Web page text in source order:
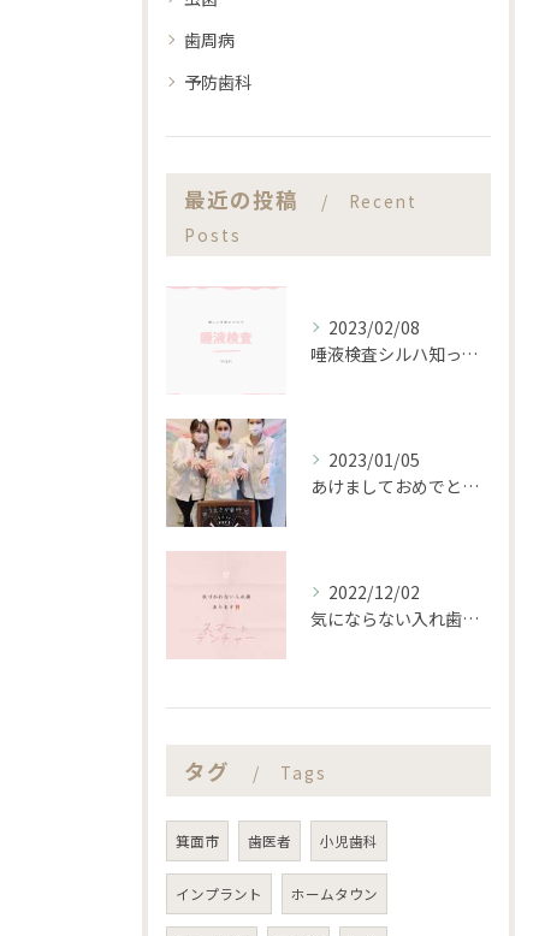
歯周病
予防歯科
最近の投稿
Recent
Posts
2023/02/08
唾液検査シルハ知ってますか？？
2023/01/05
あけましておめでとうございます。
2022/12/02
気にならない入れ歯あります‼️
タグ Tags
箕面市 歯医者 小児歯科
インプラント ホームタウン